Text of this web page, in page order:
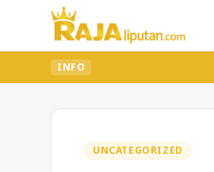
INFO
UNCATEGORIZED